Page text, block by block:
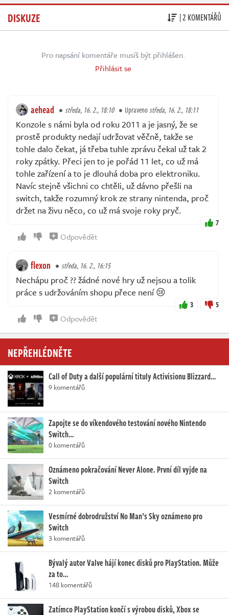
DISKUZE | 2 KOMENTÁŘŮ
Pro napsání komentáře musíš být přihlášen.
Přihlásit se
aehead středa, 16. 2., 18:10 Upravenostředa, 16. 2., 18:11
Konzole s námi byla od roku 2011 a je jasný, že se
prostě produkty nedají udržovat věčně, takže se
tohle dalo čekat, já třeba tuhle zprávu čekal už tak 2
roky zpátky. Přeci jen to je pořád 11 let, co už má
tohle zařízení a to je dlouhá doba pro elektroniku.
Navíc stejně všichni co chtěli, už dávno přešli na
switch, takže rozumný krok ze strany nintenda, proč
držet na živu něco, co už má svoje roky pryč.
7
Odpovědět
flexon středa, 16. 2., 16:15
Nechápu proč ?? žádné nové hry už nejsou a tolik
práce s udržováním shopu přece není 😢
3 5
Odpovědět
NEPŘEHLÉDNĚTE
Call of Duty a další populární tituly Activisionu Blizzard…
9 komentářů
Zapojte se do víkendového testování nového Nintendo
Switch…
0 komentářů
Oznámeno pokračování Never Alone. První díl vyjde na
Switch
2 komentářů
Vesmírné dobrodružství No Man’s Sky oznámeno pro
Switch
3 komentářů
Bývalý autor Valve hájí konec disků pro PlayStation. Může
za to…
148 komentářů
Zatímco PlayStation končí s výrobou disků, Xbox se